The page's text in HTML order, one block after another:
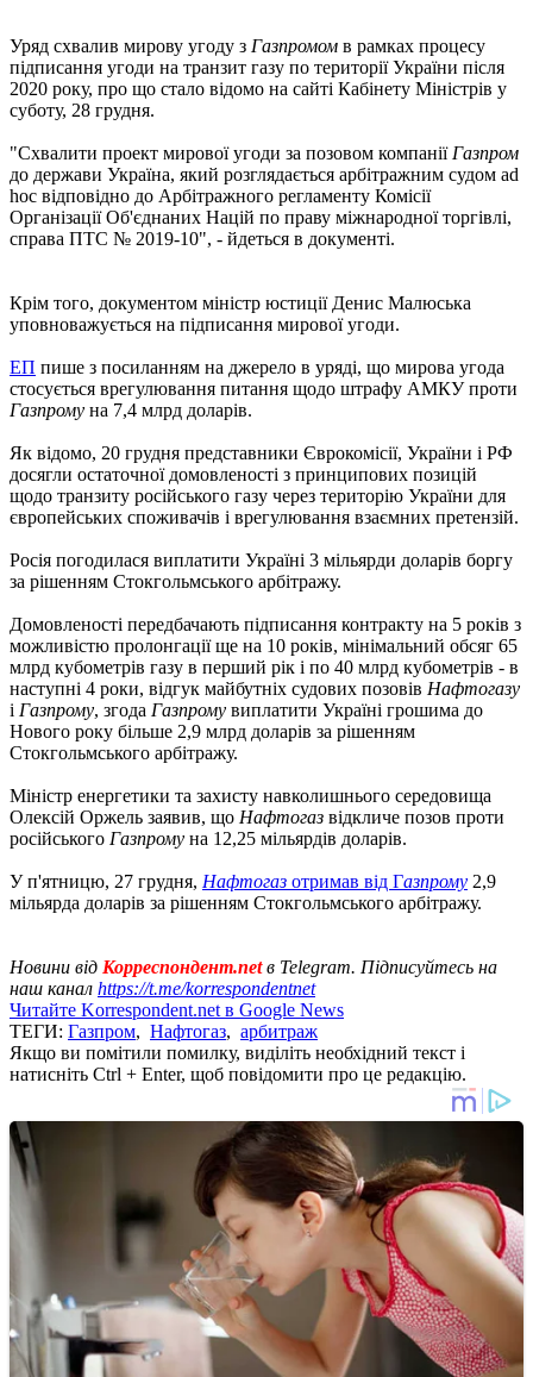
Уряд схвалив мирову угоду з Газпромом в рамках процесу
підписання угоди на транзит газу по території України після
2020 року, про що стало відомо на сайті Кабінету Міністрів у
суботу, 28 грудня.
"Схвалити проект мирової угоди за позовом компанії Газпром
до держави Україна, який розглядається арбітражним судом ad
hoc відповідно до Арбітражного регламенту Комісії
Організації Об'єднаних Націй по праву міжнародної торгівлі,
справа ПТС № 2019-10", - йдеться в документі.
Крім того, документом міністр юстиції Денис Малюська
уповноважується на підписання мирової угоди.
ЕП пише з посиланням на джерело в уряді, що мирова угода
стосується врегулювання питання щодо штрафу АМКУ проти
Газпрому на 7,4 млрд доларів.
Як відомо, 20 грудня представники Єврокомісії, України і РФ
досягли остаточної домовленості з принципових позицій
щодо транзиту російського газу через територію України для
європейських споживачів і врегулювання взаємних претензій.
Росія погодилася виплатити Україні 3 мільярди доларів боргу
за рішенням Стокгольмського арбітражу.
Домовленості передбачають підписання контракту на 5 років з
можливістю пролонгації ще на 10 років, мінімальний обсяг 65
млрд кубометрів газу в перший рік і по 40 млрд кубометрів - в
наступні 4 роки, відгук майбутніх судових позовів Нафтогазу
і Газпрому, згода Газпрому виплатити Україні грошима до
Нового року більше 2,9 млрд доларів за рішенням
Стокгольмського арбітражу.
Міністр енергетики та захисту навколишнього середовища
Олексій Оржель заявив, що Нафтогаз відкличе позов проти
російського Газпрому на 12,25 мільярдів доларів.
У п'ятницю, 27 грудня, Нафтогаз отримав від Газпрому 2,9
мільярда доларів за рішенням Стокгольмського арбітражу.
Новини від Корреспондент.netв Telegram. Підписуйтесь на
наш канал https://t.me/korrespondentnet
Читайте Korrespondent.net в Google News
ТЕГИ: Газпром, Нафтогаз, арбитраж
Якщо ви помітили помилку, виділіть необхідний текст і
натисніть Ctrl + Enter, щоб повідомити про це редакцію.